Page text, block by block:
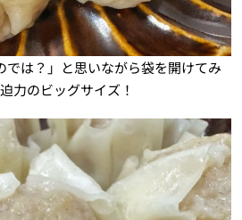
では？」と思いながら袋を開けてみ
のビッグサイズ！